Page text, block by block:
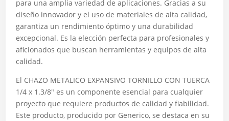
para una amplia variedad de aplicaciones. Gracias a su
diseño innovador y el uso de materiales de alta calidad,
garantiza un rendimiento óptimo y una durabilidad
excepcional. Es la elección perfecta para profesionales y
aficionados que buscan herramientas y equipos de alta
calidad.
El CHAZO METALICO EXPANSIVO TORNILLO CON TUERCA
1/4 x 1.3/8″ es un componente esencial para cualquier
proyecto que requiere productos de calidad y fiabilidad.
Este producto, producido por Generico, se destaca en su